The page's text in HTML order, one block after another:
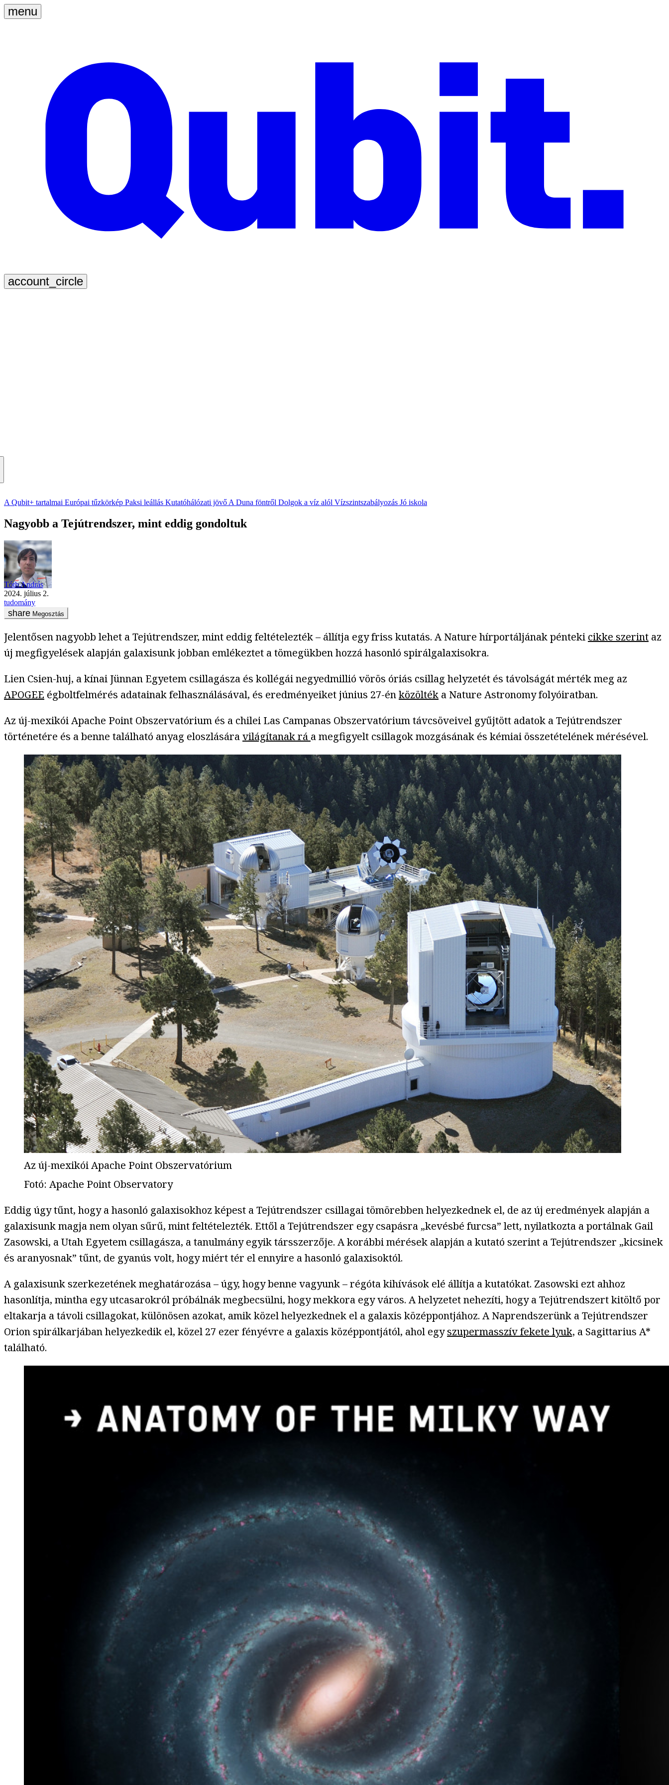
A Qubit+ tartalmai Európai tűzkörkép Paksi leállás Kutatóhálózati jövő A Duna föntről Dolgok a víz alól Vízszintszabályozás Jó iskola
Nagyobb a Tejútrendszer, mint eddig gondoltuk
Tóth András
2024. július 2.
tudomány
Megosztás
Jelentősen nagyobb lehet a Tejútrendszer, mint eddig feltételezték – állítja egy friss kutatás. A Nature hírportáljának pénteki cikke szerint az
új megfigyelések alapján galaxisunk jobban emlékeztet a tömegükben hozzá hasonló spirálgalaxisokra.
Lien Csien-huj, a kínai Jünnan Egyetem csillagásza és kollégái negyedmillió vörös óriás csillag helyzetét és távolságát mérték meg az
APOGEE égboltfelmérés adatainak felhasználásával, és eredményeiket június 27-énközölték a Nature Astronomy folyóiratban.
Az új-mexikói Apache Point Obszervatórium és a chilei Las Campanas Obszervatórium távcsöveivel gyűjtött adatok a Tejútrendszer
történetére és a benne található anyag eloszlásáravilágítanak rá a megfigyelt csillagok mozgásának és kémiai összetételének mérésével.
Az új-mexikói Apache Point Obszervatórium
Fotó: Apache Point Observatory
Eddig úgy tűnt, hogy a hasonló galaxisokhoz képest a Tejútrendszer csillagai tömörebben helyezkednek el, de az új eredmények alapján a
galaxisunk magja nem olyan sűrű, mint feltételezték. Ettől a Tejútrendszer egy csapásra „kevésbé furcsa” lett, nyilatkozta a portálnak Gail
Zasowski, a Utah Egyetem csillagásza, a tanulmány egyik társszerzője. A korábbi mérések alapján a kutató szerint a Tejútrendszer „kicsinek
és aranyosnak” tűnt, de gyanús volt, hogy miért tér el ennyire a hasonló galaxisoktól.
A galaxisunk szerkezetének meghatározása – úgy, hogy benne vagyunk – régóta kihívások elé állítja a kutatókat. Zasowski ezt ahhoz
hasonlítja, mintha egy utcasarokról próbálnák megbecsülni, hogy mekkora egy város. A helyzetet nehezíti, hogy a Tejútrendszert kitöltő por
eltakarja a távoli csillagokat, különösen azokat, amik közel helyezkednek el a galaxis középpontjához. A Naprendszerünk a Tejútrendszer
Orion spirálkarjában helyezkedik el, közel 27 ezer fényévre a galaxis középpontjától, ahol egyszupermasszív fekete lyuk, a Sagittarius A*
található.